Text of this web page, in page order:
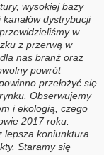
wysokiej bazy
dystrybucji
w
z przerwą w
nas branż oraz
powrót
przełożyć się
Obserwujemy
i ekologią, czego
2017 roku.
lepsza koniunktura
Staramy się